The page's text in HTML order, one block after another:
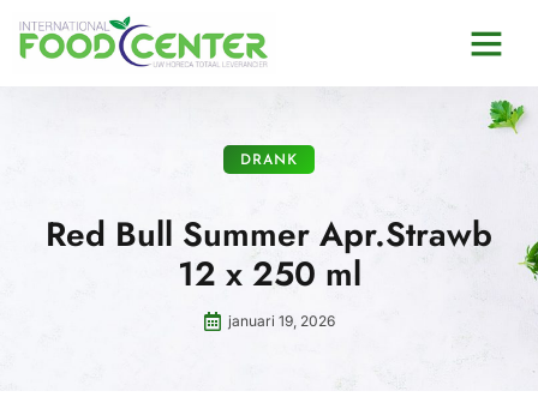
DRANK
Red Bull Summer Apr.Strawb
12 x 250 ml
januari 19, 2026